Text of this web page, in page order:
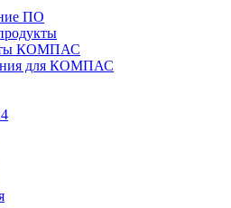
ПО
КОМПАС
для КОМПАС